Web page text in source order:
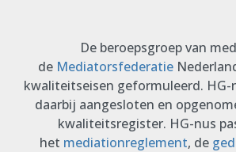
De beroepsgroep van
de Mediatorsfederatie
kwaliteitseisen geformuleerd.
daarbij aangesloten en
kwaliteitsregister. HG-nus
het mediationreglement, de